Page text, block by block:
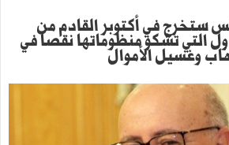
ستخرج في أكتوبر القادم من
التي تشكو منظوماتها نقصا في
وغسيل الأموال